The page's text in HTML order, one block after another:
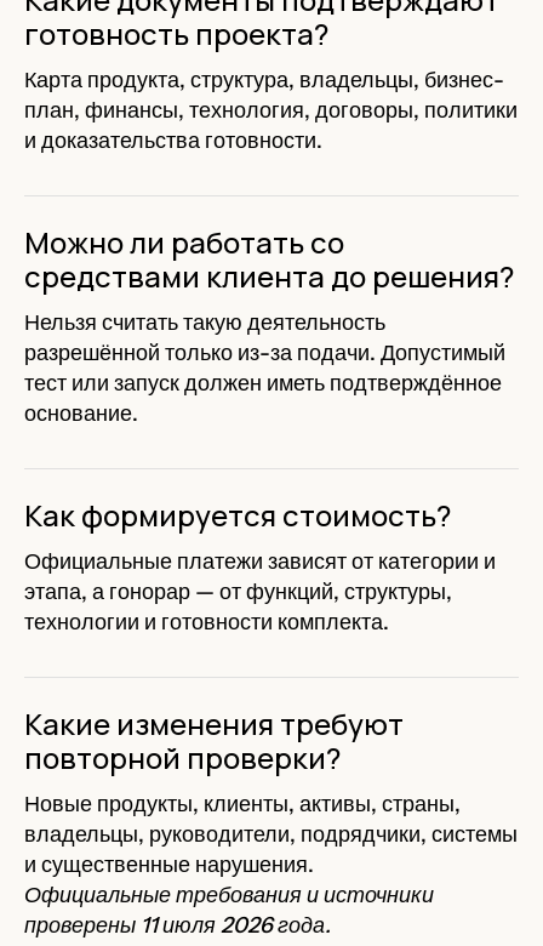
готовность проекта?
Карта продукта, структура, владельцы, бизнес-
план, финансы, технология, договоры, политики
и доказательства готовности.
Можно ли работать со
средствами клиента до решения?
Нельзя считать такую деятельность
разрешённой только из-за подачи. Допустимый
тест или запуск должен иметь подтверждённое
основание.
Как формируется стоимость?
Официальные платежи зависят от категории и
этапа, а гонорар — от функций, структуры,
технологии и готовности комплекта.
Какие изменения требуют
повторной проверки?
Новые продукты, клиенты, активы, страны,
владельцы, руководители, подрядчики, системы
и существенные нарушения.
Официальные требования и источники
проверены 11 июля 2026 года.